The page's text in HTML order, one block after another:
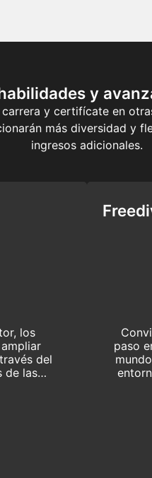
y
y certifícate en
más diversidad y
ingresos adicionales.
los
del
de las
paso